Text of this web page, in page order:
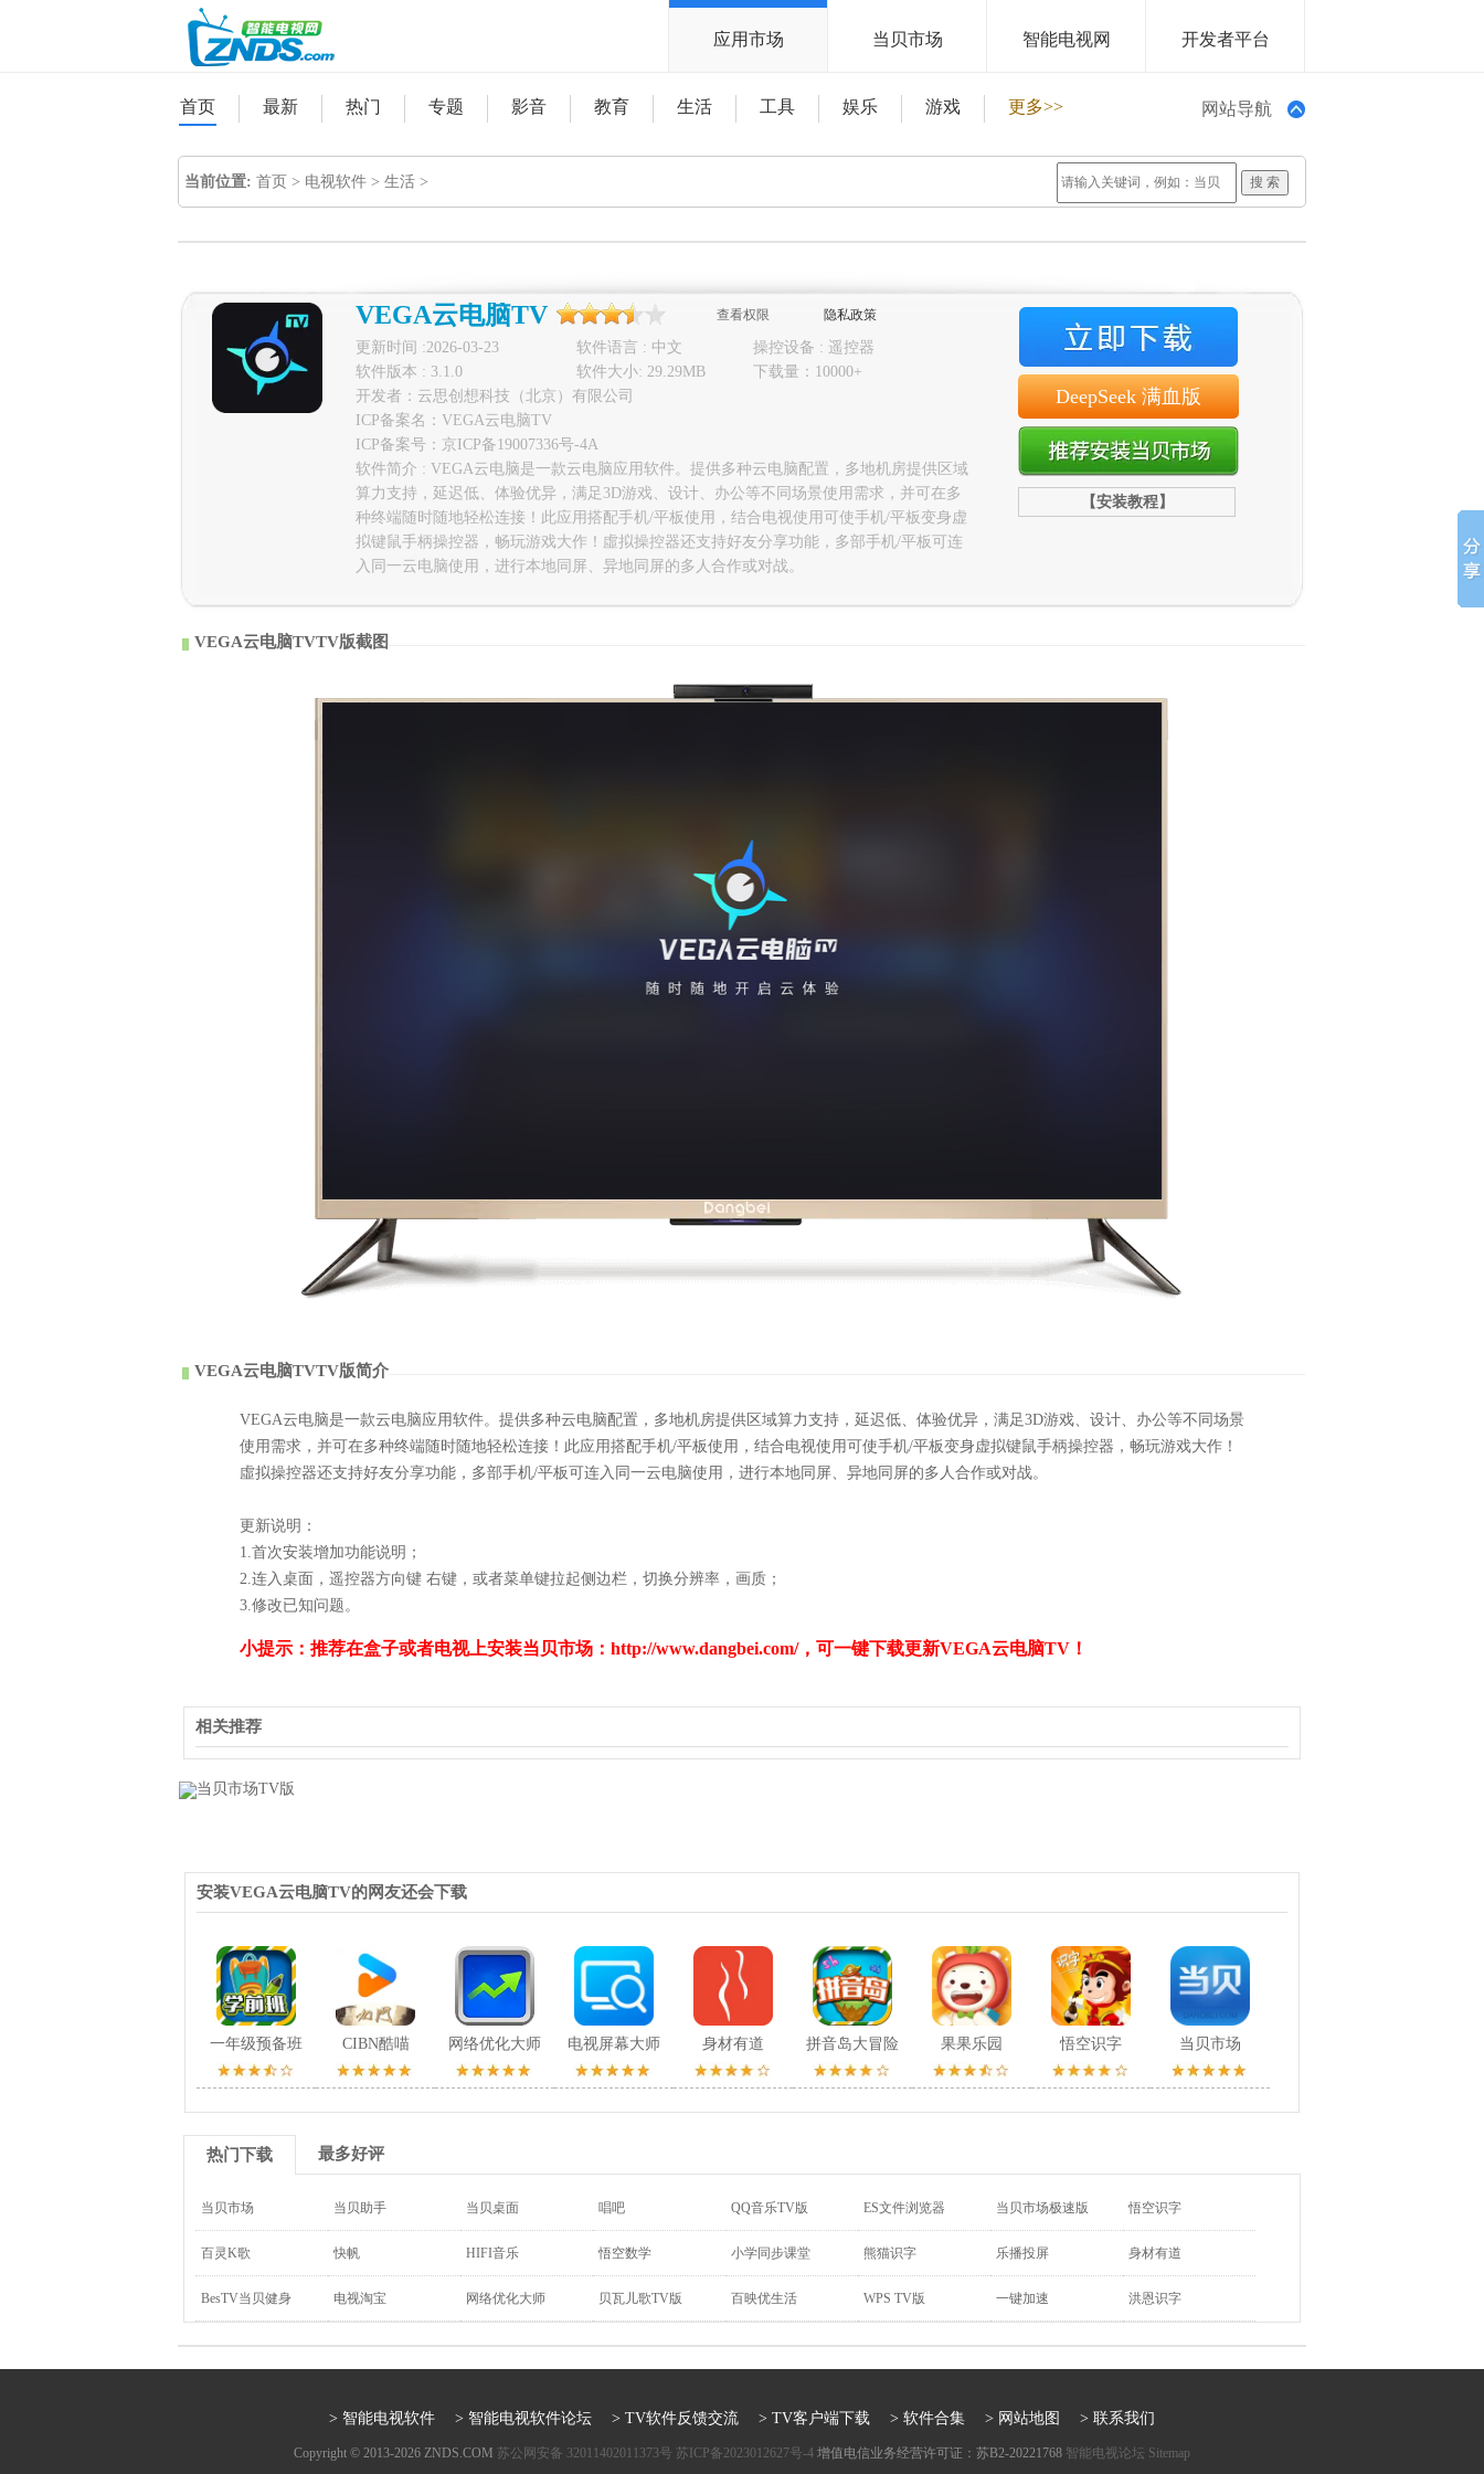
应用市场 当贝市场 智能电视网 开发者平台
首页 最新 热门 专题 影音 教育 生活 工具 娱乐 游戏 更多>> 网站导航
当前位置: 首页 > 电视软件 > 生活 >
VEGA云电脑TV 查看权限 隐私政策
更新时间 :2026-03-23 软件语言 : 中文
操控设备 : 遥控器
软件版本 : 3.1.0
软件大小: 29.29MB
下载量：10000+
开发者：云思创想科技（北京）有限公司
ICP备案名：VEGA云电脑TV
ICP备案号： 京ICP备19007336号-4A
软件简介 : VEGA云电脑是一款云电脑应用软件。提供多种云电脑配置，多地机房提供区域
算力支持，延迟低、体验优异，满足3D游戏、设计、办公等不同场景使用需求，并可在多
种终端随时随地轻松连接！此应用搭配手机/平板使用，结合电视使用可使手机/平板变身虚
拟键鼠手柄操控器，畅玩游戏大作！虛拟操控器还支持好友分享功能，多部手机/平板可连
入同一云电脑使用，进行本地同屏、异地同屏的多人合作或对战。
DeepSeek 满血版
【安装教程】
VEGA云电脑TVTV版截图
VEGA云电脑TVTV版简介
VEGA云电脑是一款云电脑应用软件。提供多种云电脑配置，多地机房提供区域算力支持，延迟低、体验优异，满足3D游戏、设计、办公等不同场景
使用需求，并可在多种终端随时随地轻松连接！此应用搭配手机/平板使用，结合电视使用可使手机/平板变身虚拟键鼠手柄操控器，畅玩游戏大作！
虛拟操控器还支持好友分享功能，多部手机/平板可连入同一云电脑使用，进行本地同屏、异地同屏的多人合作或对战。
更新说明：
1.首次安装增加功能说明；
2.连入桌面，遥控器方向键 右键，或者菜单键拉起侧边栏，切换分辨率，画质；
3.修改已知问题。
小提示：推荐在盒子或者电视上安装当贝市场： http://www.dangbei.com/，可一键下载更新VEGA云电脑TV！
相关推荐
安装VEGA云电脑TV的网友还会下载
一年级预备班 CIBN酷喵 网络优化大师 电视屏幕大师 身材有道 拼音岛大冒险 果果乐园 悟空识字 当贝市场
热门下载 最多好评
当贝市场 当贝助手 当贝桌面 唱吧 QQ音乐TV版 ES文件浏览器 当贝市场极速版 悟空识字
百灵K歌 快帆 HIFI音乐 悟空数学 小学同步课堂 熊猫识字 乐播投屏 身材有道
BesTV当贝健身 电视淘宝 网络优化大师 贝瓦儿歌TV版 百映优生活 WPS TV版 一键加速 洪恩识字
> 智能电视软件 > 智能电视软件论坛 > TV软件反馈交流 > TV客户端下载 > 软件合集 > 网站地图 > 联系我们
Copyright © 2013-2026 ZNDS.COM 苏公网安备 32011402011373号 苏ICP备2023012627号-4 增值电信业务经营许可证：苏B2-20221768 智能电视论坛 Sitemap